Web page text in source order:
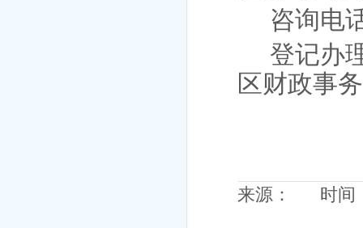
咨询电
登记办
区财政事
来源： 时间